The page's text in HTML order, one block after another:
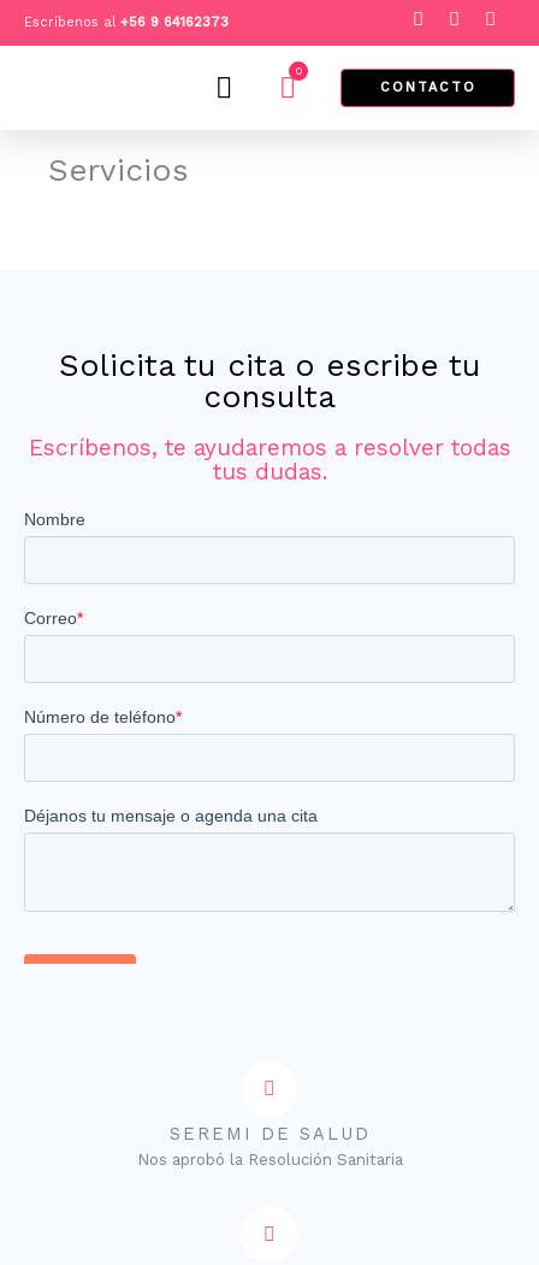
al
Escríbenos al +56 9 64162373
F
a
c
e
b
o
I
n
s
t
a
g
T
i
k
t
k
0
Cart CONTACTO
Servicios
Solicita tu cita o escribe tu
consulta
Escríbenos, te ayudaremos a resolver todas
tus dudas.
SEREMI DE SALUD
Nos aprobó la Resolución Sanitaria